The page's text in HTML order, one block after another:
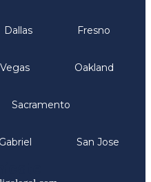
Dallas Fresno
Oakland
Sacramento
San Jose